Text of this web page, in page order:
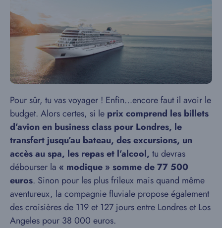
Pour sûr, tu vas voyager ! Enfin…encore faut il avoir le
budget. Alors certes, si le prix comprend les billets
d’avion en business class pour Londres, le
transfert jusqu’au bateau, des excursions, un
accès au spa, les repas et l’alcool, tu devras
débourser la « modique » somme de 77 500
euros. Sinon pour les plus frileux mais quand même
aventureux, la compagnie fluviale propose également
des croisières de 119 et 127 jours entre Londres et Los
Angeles pour 38 000 euros.